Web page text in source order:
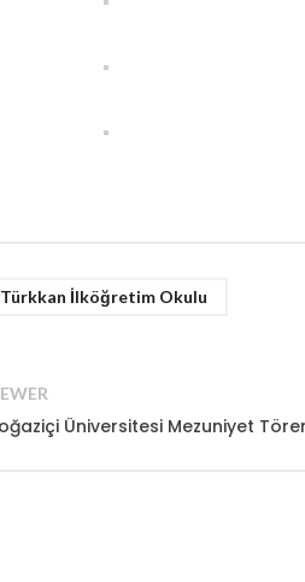
İlköğretim Okulu
Üniversitesi Mezuniyet